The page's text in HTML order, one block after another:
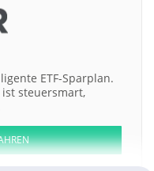
ETF-Sparplan.
ist steuersmart,